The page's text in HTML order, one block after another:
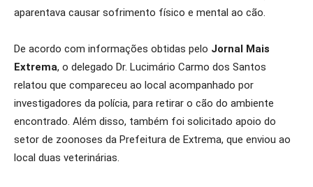
aparentava causar sofrimento físico e mental ao cão.
De acordo com informações obtidas pelo Jornal Mais
Extrema, o delegado Dr. Lucimário Carmo dos Santos
relatou que compareceu ao local acompanhado por
investigadores da polícia, para retirar o cão do ambiente
encontrado. Além disso, também foi solicitado apoio do
setor de zoonoses da Prefeitura de Extrema, que enviou ao
local duas veterinárias.